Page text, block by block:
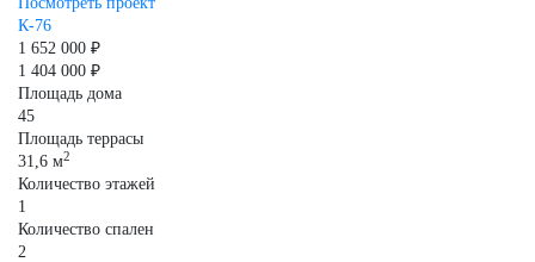
К-76
1 652 000 ₽
1 404 000 ₽
Площадь дома
45
Площадь террасы
31,6 м2
Количество этажей
1
Количество спален
2